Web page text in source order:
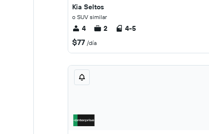
Kia Seltos
o SUV similar
4 2 4-5
$77 /día